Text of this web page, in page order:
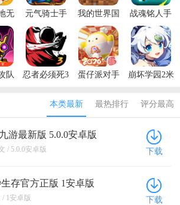
无
解
元气骑士手
游正版
我的世界国
际服官方正
版
战魂铭人手
游
队
忍者必须死3
蛋仔派对手
崩坏学园2米
本类最新 最热排行 评分最高
游最新版 5.0.0安卓版
/ 5.0.0安卓版 下载
存官方正版 1安卓版
/ 1安卓版 下载